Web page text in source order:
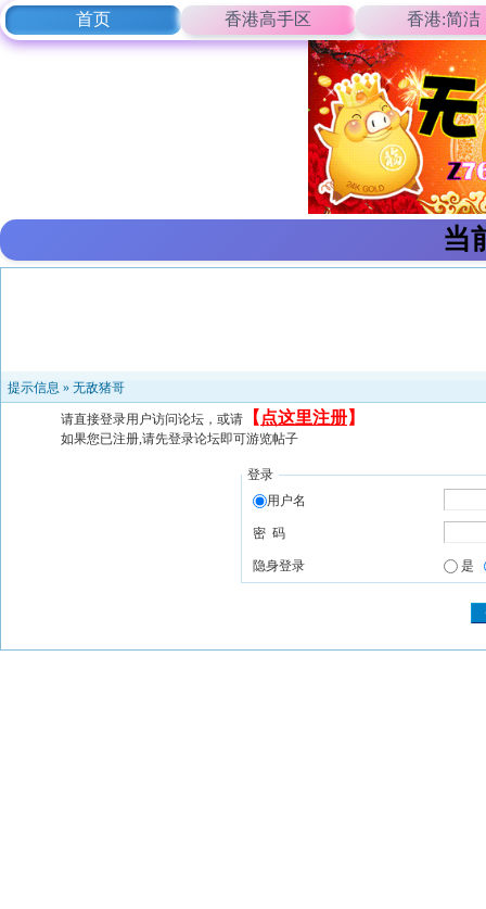
首页 香港高手区 香港:简洁
当
提示信息 » 无敌猪哥
请直接登录用户访问论坛，或请 【 点这里注册】
如果您已注册,请先登录论坛即可游览帖子
登录
用户名
密 码
隐身登录 是